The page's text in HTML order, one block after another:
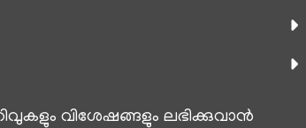
വിശേഷങ്ങളും ലഭിക്കുവാന്‍